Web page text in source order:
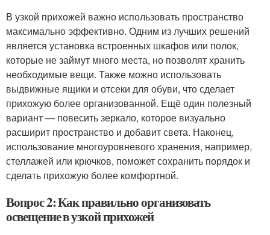
В узкой прихожей важно использовать пространство
максимально эффективно. Одним из лучших решений
является установка встроенных шкафов или полок,
которые не займут много места, но позволят хранить
необходимые вещи. Также можно использовать
выдвижные ящики и отсеки для обуви, что сделает
прихожую более организованной. Ещё один полезный
вариант — повесить зеркало, которое визуально
расширит пространство и добавит света. Наконец,
использование многоуровневого хранения, например,
стеллажей или крючков, поможет сохранить порядок и
сделать прихожую более комфортной.
Вопрос 2: Как правильно организовать
освещение в узкой прихожей